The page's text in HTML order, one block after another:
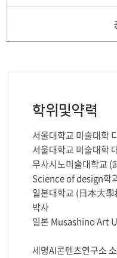
학위및약력
서울대학교 미술대학
서울대학교 미술대학
무사시노미술대학교
Science of design학
일본대학교 (日本大
박사
일본 Musashino Art
세명AI콘텐츠연구소